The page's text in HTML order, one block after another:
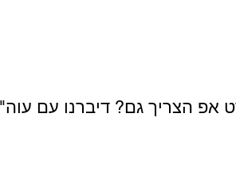
אפ הצריך גם? דיברנו עם